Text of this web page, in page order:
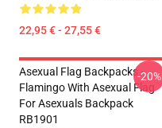
22,95 € - 27,55 €
Asexual Flag Backpacks -
Flamingo With Asexual Flag
For Asexuals Backpack
RB1901
-20%